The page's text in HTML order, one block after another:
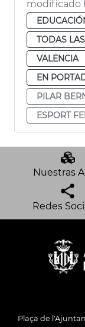
modificado
TODAS
VALENCIA
EN
PILAR
ESPORT
Nuestras
Redes
Plaça de